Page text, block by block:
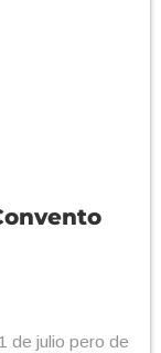
de julio pero de